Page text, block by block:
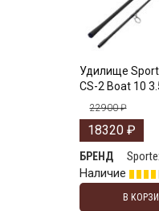
Удилище
CS-2 Boat 10
22900₽
18320 ₽
БРЕНД
Наличие
В